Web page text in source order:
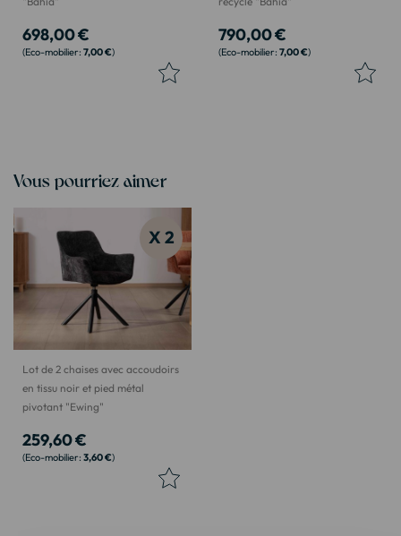
698,00 €
7,00 €
790,00 €
7,00 €
Vous pourriez aimer
X 2
Lot de 2 chaises avec accoudoirs
en tissu noir et pied métal
pivotant "Ewing"
259,60 €
3,60 €